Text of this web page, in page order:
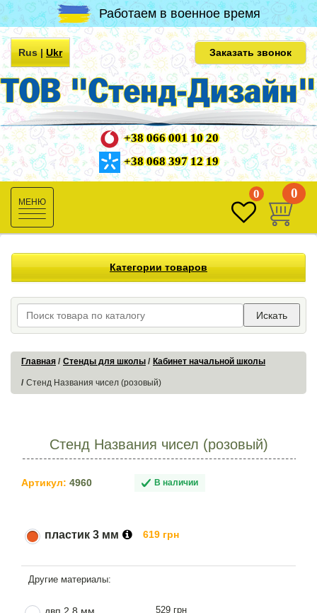
Работаем в военное время
Rus|Ukr Заказать звонок
+38 066 001 10 20
+38 068 397 12 19
Toggle
navigation
0 0
Категории товаров
Искать
Главная Стенды для школы Кабинет начальной школы
Стенд Названия чисел (розовый)
Стенд Названия чисел (розовый)
Артикул: 4960 В наличии
пластик 3 мм 619 грн
двп 2,8 мм 529 грн